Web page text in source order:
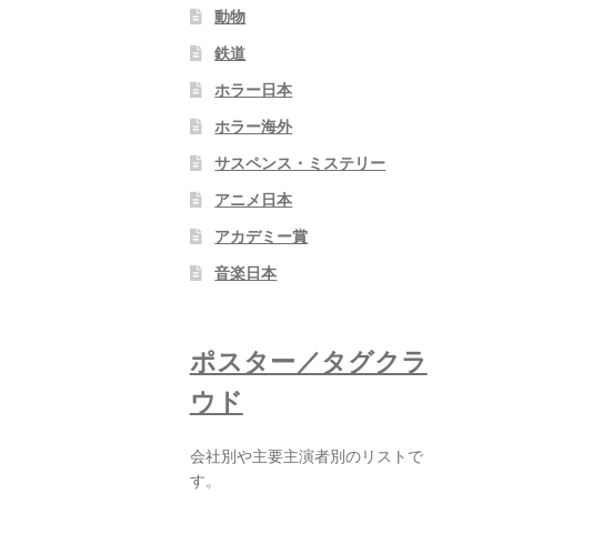
動物
鉄道
ホラー日本
ホラー海外
サスペンス・ミステリー
アニメ日本
アカデミー賞
音楽日本
ポスター／タグクラ
ウド
会社別や主要主演者別のリストで
す。